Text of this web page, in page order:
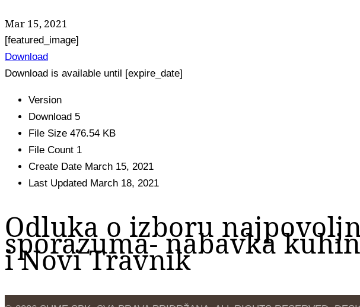
Mar 15, 2021
[featured_image]
Download
Download is available until [expire_date]
Version
Download 5
File Size 476.54 KB
File Count 1
Create Date March 15, 2021
Last Updated March 18, 2021
Odluka o izboru
sporazuma- nabavka
i Novi Travnik